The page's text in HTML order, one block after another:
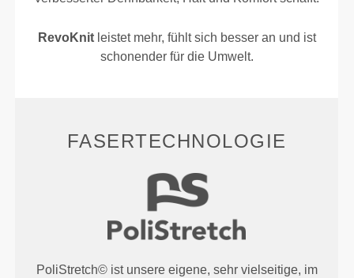
RevoKnitleistet mehr, fühlt sich besser an und ist
schonender für die Umwelt.
FASERTECHNOLOGIE
PoliStretch© ist unsere eigene, sehr vielseitige, im